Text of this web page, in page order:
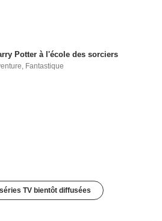
Potter à l'école des sorciers
Fantastique
TV bientôt diffusées